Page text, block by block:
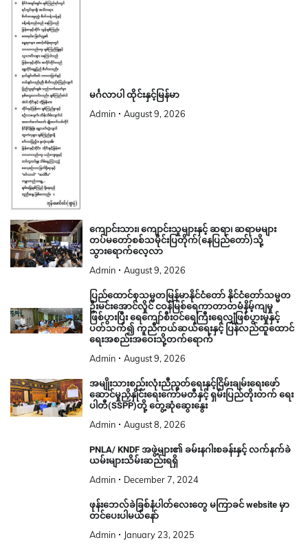
မင်္ဂလာပါ ထိုင်းနှင့်မြန်မာ
Admin August 9, 2026
ကျောင်းသား၊ ကျောင်းသူများနှင့် ဆရာ၊ ဆရာမများ
တပ်မတော်စစ်သမိုင်းပြတိုက်(နေပြည်တော်)သို့
သွားရောက်လေ့လာ
Admin August 9, 2026
ပြည်ထောင်စုသမ္မတမြန်မာနိုင်ငံတော် နိုင်ငံတော်သမ္မတ
ဦးမင်းအောင်လှိုင် ငဝန်မြစ်ရေကာတာတမံနိမ့်ကျမှု
ဖြစ်ပွားပြီး ရေကျော်စီးဝင်ရေကြီးရေလျှံဖြစ်ပွားမှုနှင့်
ပတ်သက်၍ ကူညီကယ်ဆယ်ရေးနှင့် ပြန်လည်ထူထောင်
ရေးအစည်းအဝေးသို့တက်ရောက်
Admin August 9, 2026
အမျိုးသားစည်းလုံးညီညွတ်ရေးနှင့်ငြိမ်းချမ်းရေးဖော်
ဆောင်မှုညှိနှိုင်းရေးကော်မတီနှင့် ရှမ်းပြည်တိုးတက် ရေး
ပါတီ(SSPP)တို့ တွေ့ဆုံဆွေးနွေး
Admin August 8, 2026
PNLA/ KNDF အဖွဲ့များ၏ ခမ်းနဂါးစခန်းနှင့် လက်နက်ခဲ
ယမ်းများသိမ်းဆည်းရရှိ
Admin December 7, 2024
ဖုန်းဘေလ်ခဲခြစ်နံပါတ်လေးတွေ မကြာခင် website မှာ
တင်ပေးပါမယ်နော်
Admin January 23, 2025